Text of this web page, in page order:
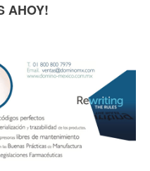
AHOY!